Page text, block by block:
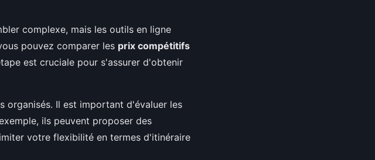
complexe, mais les outils en ligne
pouvez comparer les prix compétitifs
est cruciale pour s'assurer d'obtenir
organisés. Il est important d'évaluer les
ils peuvent proposer des
votre flexibilité en termes d'itinéraire